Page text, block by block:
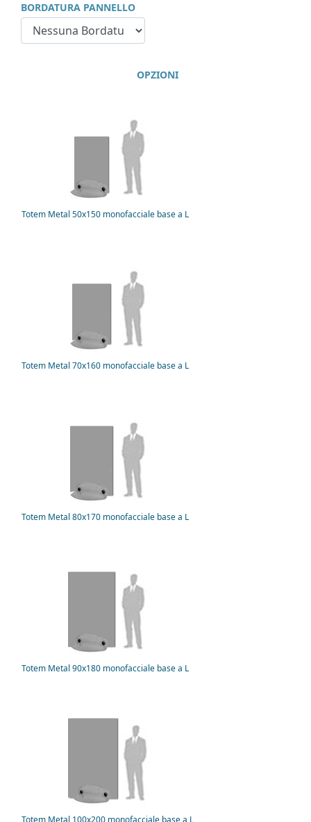
BORDATURA PANNELLO
OPZIONI
Totem Metal 50x150 monofacciale base a L
Totem Metal 70x160 monofacciale base a L
Totem Metal 80x170 monofacciale base a L
Totem Metal 90x180 monofacciale base a L
Totem Metal 100x200 monofacciale base a L